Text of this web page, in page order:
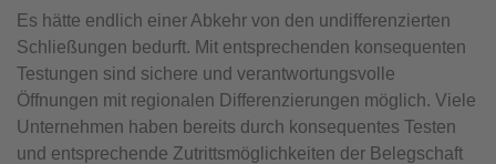
Es hätte endlich einer Abkehr von den undifferenzierten
Schließungen bedurft. Mit entsprechenden konsequenten
Testungen sind sichere und verantwortungsvolle
Öffnungen mit regionalen Differenzierungen möglich. Viele
Unternehmen haben bereits durch konsequentes Testen
und entsprechende Zutrittsmöglichkeiten der Belegschaft